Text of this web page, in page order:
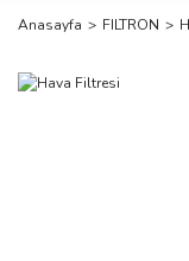
Anasayfa FILTRON